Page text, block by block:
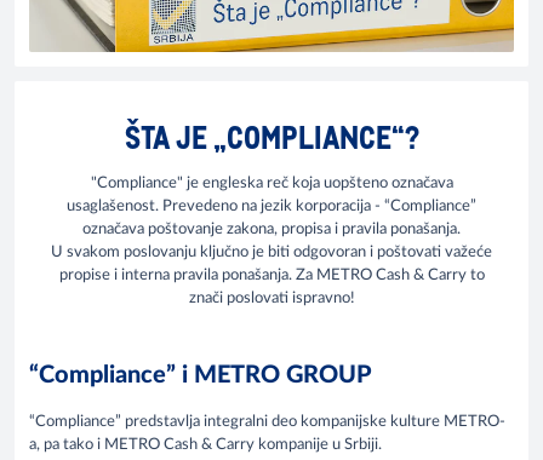
ŠTA JE „COMPLIANCE“?
"Compliance" je engleska reč koja uopšteno označava
usaglašenost. Prevedeno na jezik korporacija - “Compliance”
označava poštovanje zakona, propisa i pravila ponašanja.
U svakom poslovanju ključno je biti odgovoran i poštovati važeće
propise i interna pravila ponašanja. Za METRO Cash & Carry to
znači poslovati ispravno!
“Compliance” i METRO GROUP
“Compliance” predstavlja integralni deo kompanijske kulture METRO-
a, pa tako i METRO Cash & Carry kompanije u Srbiji.